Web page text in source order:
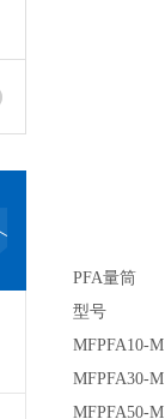
PFA量筒
型号
MFPFA10-M
MFPFA30-M
MFPFA50-M